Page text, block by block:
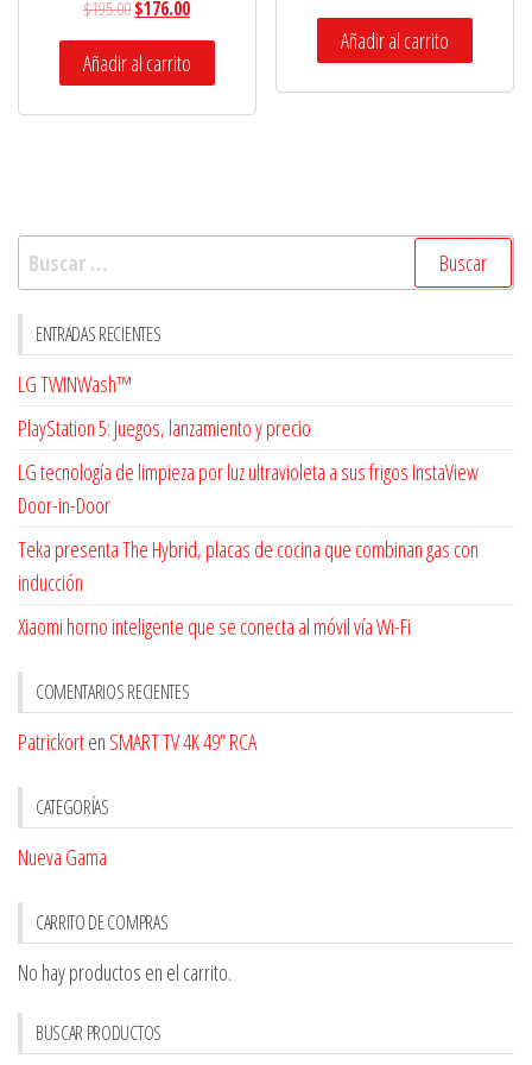
$195.00$176.00
Añadir al carrito
Añadir al carrito
Buscar:
ENTRADAS RECIENTES
LG TWINWash™
PlayStation 5: Juegos, lanzamiento y precio
LG tecnología de limpieza por luz ultravioleta a sus frigos InstaView
Door-in-Door
Teka presenta The Hybrid, placas de cocina que combinan gas con
inducción
Xiaomi horno inteligente que se conecta al móvil vía Wi-Fi
COMENTARIOS RECIENTES
Patrickorten SMART TV 4K 49” RCA
CATEGORÍAS
Nueva Gama
CARRITO DE COMPRAS
No hay productos en el carrito.
BUSCAR PRODUCTOS